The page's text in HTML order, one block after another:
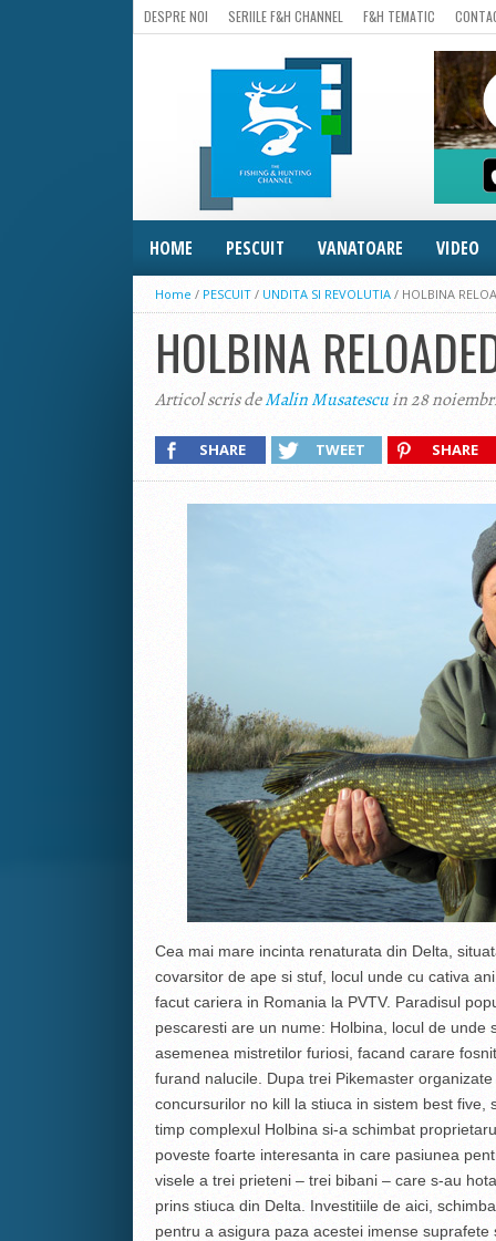
DESPRE NOI SERIILE F&H CHANNEL F&H TEMATIC
HOME PESCUIT VANATOARE VIDEO
Home / PESCUIT / UNDITA SI REVOLUTIA / HOLBINA
HOLBINA
Articol scris deMalin Musatescuin 28
SHARE TWEET SHARE
Cea mai mare incinta renaturata din Delta,
covarsitor de ape si stuf, locul unde cu cativa
facut cariera in Romania la PVTV. Paradisul
pescaresti are un nume: Holbina, locul de
asemenea mistretilor furiosi, facand carare
furand nalucile. Dupa trei Pikemaster
concursurilor no kill la stiuca in sistem best
timp complexul Holbina si-a schimbat
poveste foarte interesanta in care pasiunea
visele a trei prieteni – trei bibani – care s-au
prins stiuca din Delta. Investitiile de aici,
pentru a asigura paza acestei imense